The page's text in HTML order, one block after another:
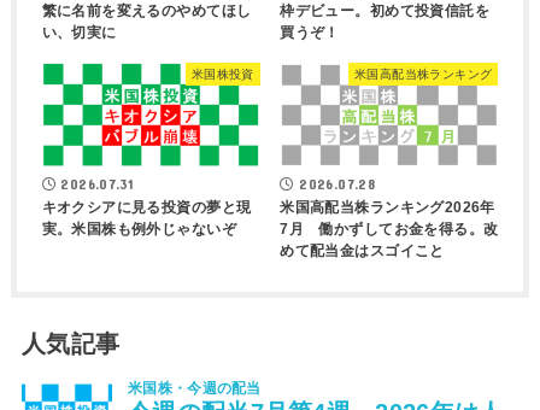
繁に名前を変えるのやめてほし
い、切実に
枠デビュー。初めて投資信託を
買うぞ！
米国株投資
2026.07.31
キオクシアに見る投資の夢と現
実。米国株も例外じゃないぞ
米国高配当株ランキング
2026.07.28
米国高配当株ランキング2026年
7月 働かずしてお金を得る。改
めて配当金はスゴイこと
人気記事